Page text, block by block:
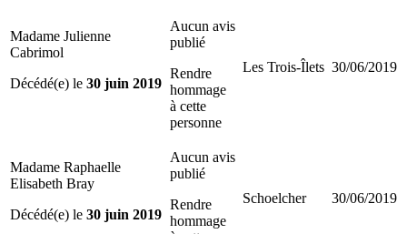
Madame Julienne
Cabrimol
Décédé(e) le 30 juin 2019
Aucun avis
publié
Rendre
hommage
à cette
personne
Les Trois-Îlets 30/06/2019
Madame Raphaelle
Elisabeth Bray
Décédé(e) le 30 juin 2019
Aucun avis
publié
Rendre
hommage
Schoelcher 30/06/2019